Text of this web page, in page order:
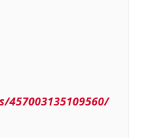
457003135109560/